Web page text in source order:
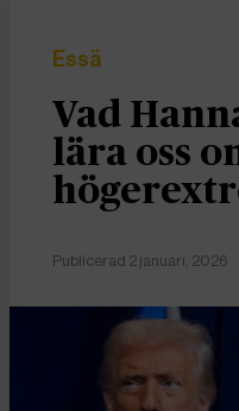
Essä
Vad
lära oss
Publicerad 2 januari, 2026